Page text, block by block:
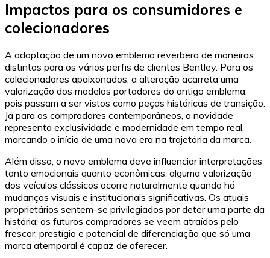
Impactos para os consumidores e
colecionadores
A adaptação de um novo emblema reverbera de maneiras
distintas para os vários perfis de clientes Bentley. Para os
colecionadores apaixonados, a alteração acarreta uma
valorização dos modelos portadores do antigo emblema,
pois passam a ser vistos como peças históricas de transição.
Já para os compradores contemporâneos, a novidade
representa exclusividade e modernidade em tempo real,
marcando o início de uma nova era na trajetória da marca.
Além disso, o novo emblema deve influenciar interpretações
tanto emocionais quanto econômicas: alguma valorização
dos veículos clássicos ocorre naturalmente quando há
mudanças visuais e institucionais significativas. Os atuais
proprietários sentem-se privilegiados por deter uma parte da
história; os futuros compradores se veem atraídos pelo
frescor, prestígio e potencial de diferenciação que só uma
marca atemporal é capaz de oferecer.